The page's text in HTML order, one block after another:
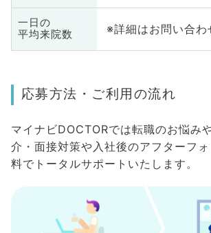
一日の
平均来院数
※詳細はお問い合わ
応募方法・ご利用の流れ
マイナビDOCTORでは転職のお悩み
介・面接対策や入社後のアフターフ
料でトータルサポートいたします。